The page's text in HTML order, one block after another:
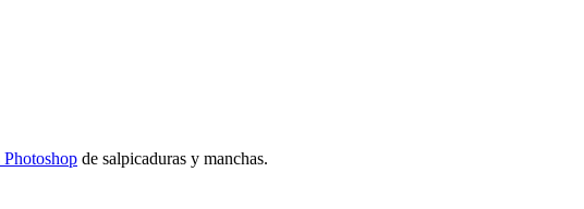
Photoshop de salpicaduras y manchas.